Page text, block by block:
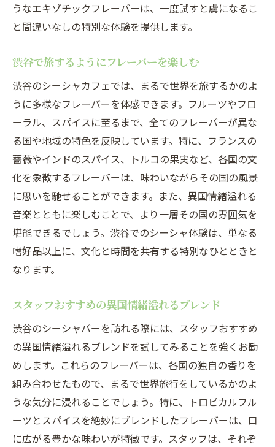
うなエキゾチックフレーバーは、一度試すと虜になるこ
と間違いなしの特別な体験を提供します。
渋谷で旅するようにフレーバーを楽しむ
渋谷のシーシャカフェでは、まるで世界を旅するかのよ
うに多様なフレーバーを体感できます。フルーツやフロ
ーラル、スパイスに至るまで、全てのフレーバーが異な
る国や地域の特色を反映しています。特に、フランスの
薔薇やインドのスパイス、トルコの果実など、各国の文
化を象徴するフレーバーは、味わいながらその国の風景
に思いを馳せることができます。また、異国情緒溢れる
音楽とともに楽しむことで、より一層その国の雰囲気を
堪能できるでしょう。渋谷でのシーシャ体験は、単なる
嗜好品以上に、文化と時間を共有する特別なひとときと
なります。
スタッフおすすめの異国情緒溢れるブレンド
渋谷のシーシャバーを訪れる際には、スタッフおすすめ
の異国情緒溢れるブレンドを試してみることを強くお勧
めします。これらのフレーバーは、各国の独自の香りを
組み合わせたもので、まるで世界旅行をしているかのよ
うな気分に浸れることでしょう。特に、トロピカルフル
ーツとスパイスを絶妙にブレンドしたフレーバーは、口
に広がる豊かな味わいが特徴です。スタッフは、それぞ